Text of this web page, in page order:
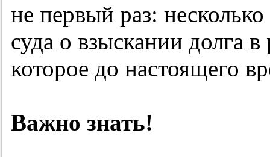
не первый раз:
суда о взыскании долга
которое до настоящего
Важно знать!